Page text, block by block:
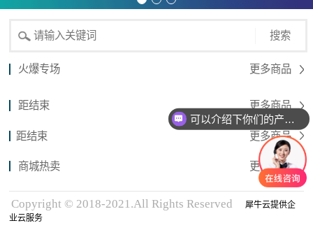
搜索
火爆专场 更多商品
距结束 更多商品
距结束 更多商品
商城热卖 更多商品
Copyright © 2018-2021.All Rights Reserved
犀牛云提供企
业云服务